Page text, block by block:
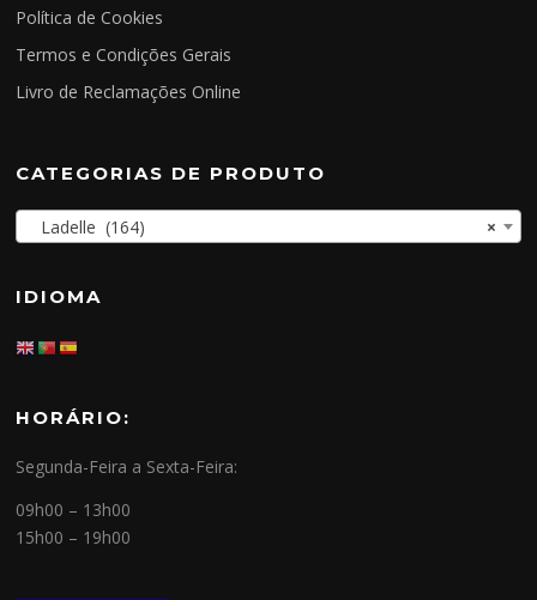
Política de Cookies
Termos e Condições Gerais
Livro de Reclamações Online
CATEGORIAS DE PRODUTO
×
Ladelle (164)
IDIOMA
HORÁRIO:
Segunda-Feira a Sexta-Feira:
09h00 – 13h00
15h00 – 19h00